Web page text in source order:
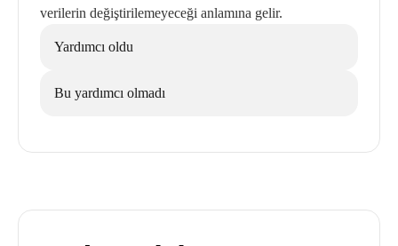
verilerin değiştirilemeyeceği anlamına gelir.
Yardımcı oldu
Bu yardımcı olmadı